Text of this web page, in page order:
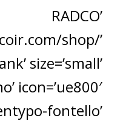
RADCO’
shop/’
size=’small’
icon=’ue800′
fontello’